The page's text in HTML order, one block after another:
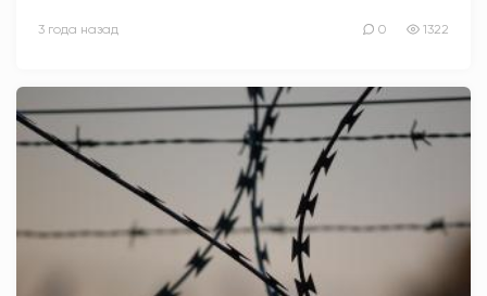
3 года назад 0 1322